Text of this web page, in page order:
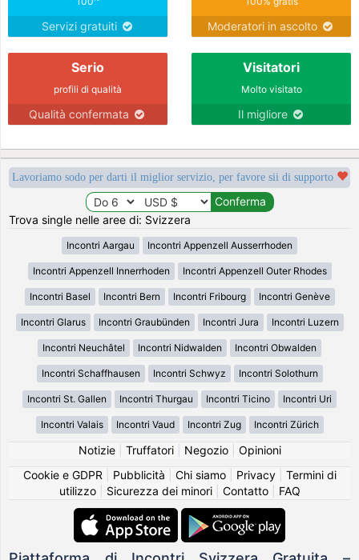
Servizi gratuiti Moderatori in ascolto
Serio
profili di qualità
Qualità confermata
Visitatori
Molto visitato
Il migliore
Lavoriamo sodo per darti il miglior servizio, per favore sii di supporto
Trova single nelle aree di: Svizzera
Incontri Aargau Incontri Appenzell Ausserrhoden
Incontri Appenzell Innerrhoden Incontri Appenzell Outer Rhodes
Incontri Basel Incontri Bern Incontri Fribourg Incontri Genève
Incontri Glarus Incontri Graubünden Incontri Jura Incontri Luzern
Incontri Neuchâtel Incontri Nidwalden Incontri Obwalden
Incontri Schaffhausen Incontri Schwyz Incontri Solothurn
Incontri St. Gallen Incontri Thurgau Incontri Ticino Incontri Uri
Incontri Valais Incontri Vaud Incontri Zug Incontri Zürich
Notizie| Truffatori| Negozio| Opinioni
Cookie e GDPR
Pubblicità Chi siamo| Privacy| Termini di
utilizzo| Sicurezza dei minori| Contatto| FAQ